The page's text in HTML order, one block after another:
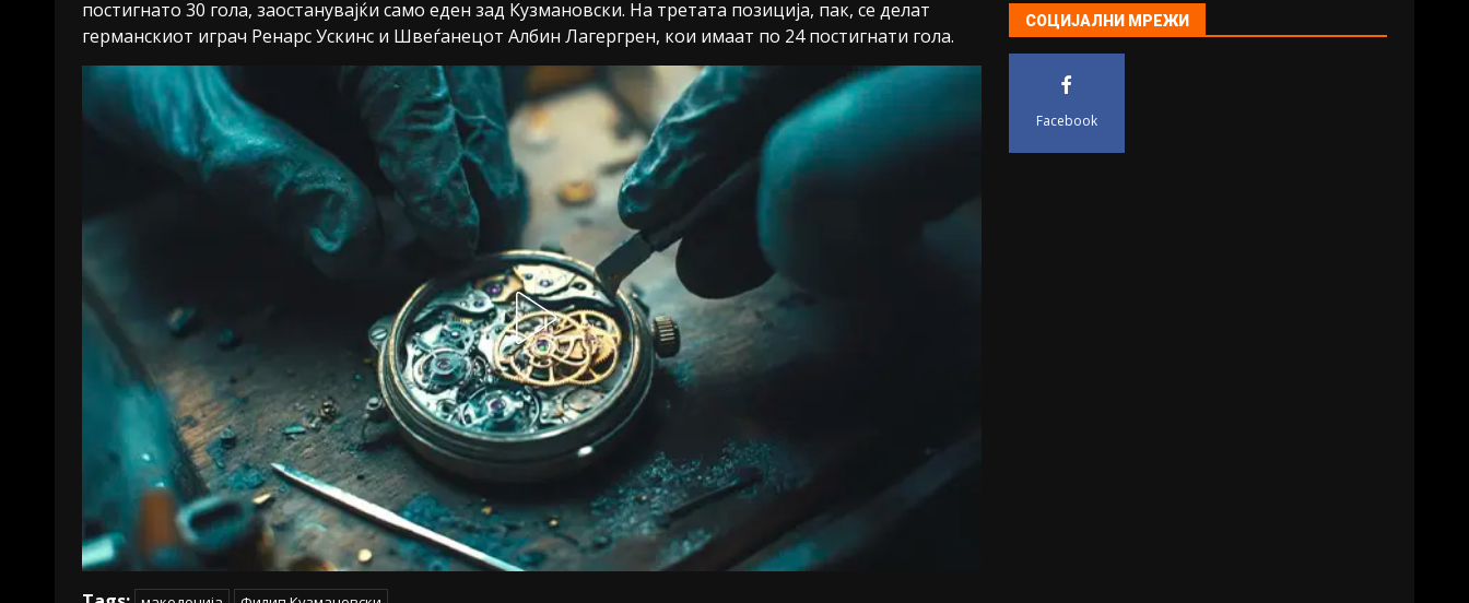
постигнато 30 гола, заостанувајќи само еден зад Кузмановски. На третата позиција, пак, се делат
германскиот играч Ренарс Ускинс и Швеѓанецот Албин Лагергрен, кои имаат по 24 постигнати гола.
СОЦИЈАЛНИ МРЕЖИ
Facebook